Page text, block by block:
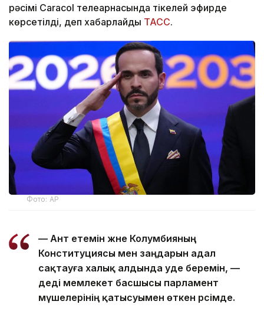
рәсімі Caracol телеарнасында тікелей эфирде
көрсетілді, деп хабарлайды ТАСС.
Фото: AP
— Ант етемін және Колумбияның
Конституциясы мен заңдарын адал
сақтауға халық алдында уәде беремін, —
деді мемлекет басшысы парламент
мүшелерінің қатысуымен өткен рәсімде.